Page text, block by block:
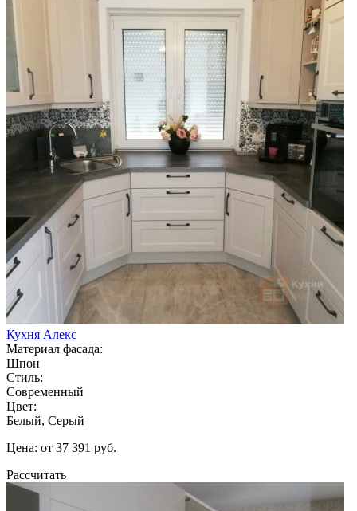
Кухня Алекс
Материал фасада:
Шпон
Стиль:
Современный
Цвет:
Белый, Серый
Цена: от 37 391 руб.
Рассчитать